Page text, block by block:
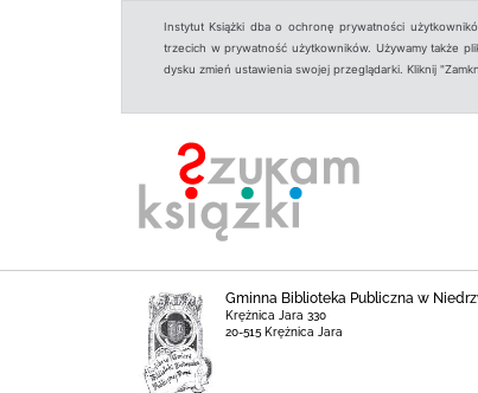
Instytut Książki dba o ochronę prywatności
trzecich w prywatność użytkowników. Używamy także
dysku zmień ustawienia swojej przeglądarki. Kliknij
Gminna Biblioteka Publiczna w
Krężnica Jara 330
20-515 Krężnica Jara